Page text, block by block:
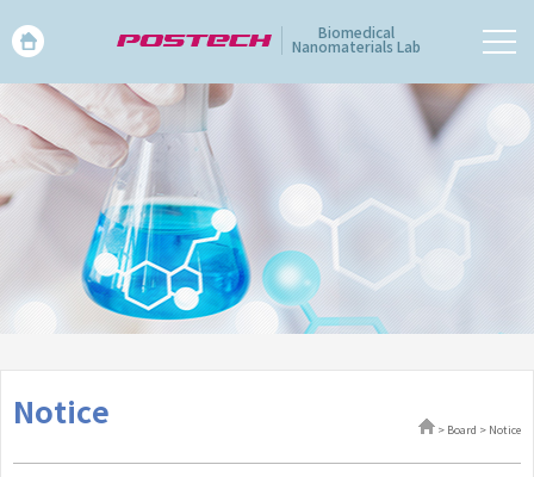
Biomedical
Nanomaterials Lab
Notice > Board > Notice